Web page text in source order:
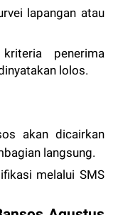
lapangan atau
penerima
lolos.
akan dicairkan
langsung.
melalui SMS